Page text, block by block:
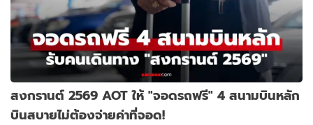
สงกรานต์ 2569 AOT ให้ "จอดรถฟรี" 4 สนามบินหลัก
บินสบายไม่ต้องจ่ายค่าที่จอด!